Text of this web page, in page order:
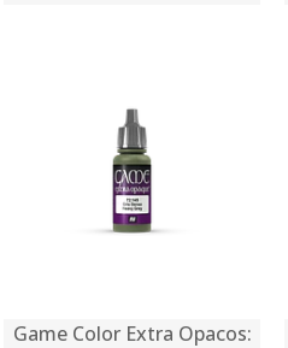
Game Color Extra Opacos: